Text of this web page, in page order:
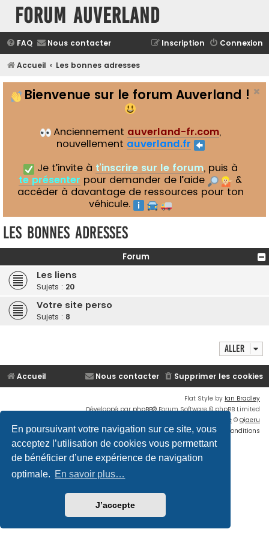
En poursuivant votre navigation sur ce site, vous
acceptez l’utilisation de cookies vous permettant
de bénéficier d’une expérience de navigation
optimale. En savoir plus…
J’accepte
Forum Auverland
FAQ Nous contacter Connexion
Inscription
Accueil Les bonnes adresses
Bienvenue sur le forum Auverland !
Anciennement auverland-fr.com,
nouvellement auverland.fr
Je t’invite à t’inscrire sur le forum, puis à
te présenter pour demander de l’aide
&
accéder à davantage de ressources pour ton
véhicule.
Les bonnes adresses
Forum
Les liens
Sujets : 20
Votre site perso
Sujets : 8
Aller
Accueil Supprimer les cookies
Nous contacter
Flat Style by Ian Bradley
Développé parphpBB® Forum Software © phpBB Limited
Traduction française officielle © Qiaeru
Confidentialité
Conditions